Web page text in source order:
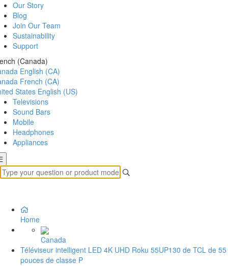
Our Story
Blog
Join Our Team
Sustainability
Support
(Canada)
English (CA)
French (CA)
States English (US)
Televisions
Sound Bars
Mobile
Headphones
Appliances
Home
Canada
Téléviseur intelligent LED 4K UHD Roku 55UP130 de TCL de 55
pouces de classe P